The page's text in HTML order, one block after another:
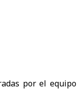
por el equipo